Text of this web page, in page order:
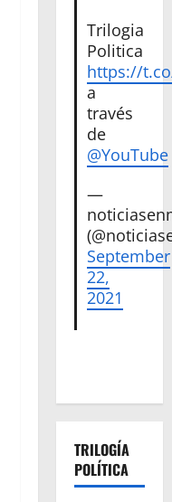
Trilogia
Politica
https://
a
través
de
@YouTube
—
September
22,
2021
TRILOGÍA
POLÍTICA